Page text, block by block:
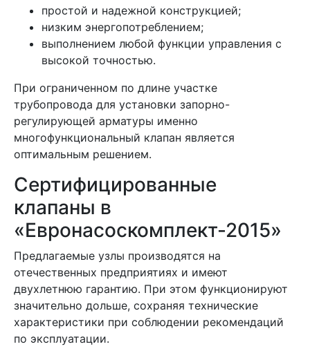
простой и надежной конструкцией;
низким энергопотреблением;
выполнением любой функции управления с
высокой точностью.
При ограниченном по длине участке
трубопровода для установки запорно-
регулирующей арматуры именно
многофункциональный клапан является
оптимальным решением.
Сертифицированные
клапаны в
«Евронасоскомплект-2015»
Предлагаемые узлы производятся на
отечественных предприятиях и имеют
двухлетнюю гарантию. При этом функционируют
значительно дольше, сохраняя технические
характеристики при соблюдении рекомендаций
по эксплуатации.